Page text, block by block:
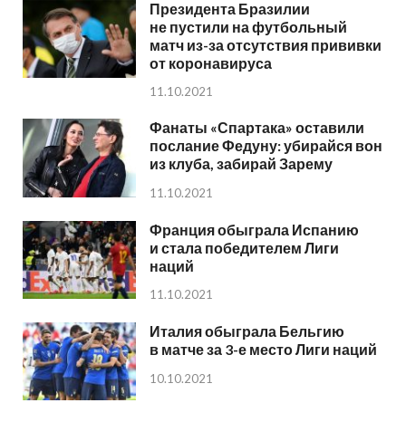
Президента Бразилии
не пустили на футбольный
матч из-за отсутствия прививки
от коронавируса
11.10.2021
Фанаты «Спартака» оставили
послание Федуну: убирайся вон
из клуба, забирай Зарему
11.10.2021
Франция обыграла Испанию
и стала победителем Лиги
наций
11.10.2021
Италия обыграла Бельгию
в матче за 3-е место Лиги наций
10.10.2021